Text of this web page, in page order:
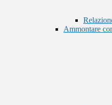
Ammontare